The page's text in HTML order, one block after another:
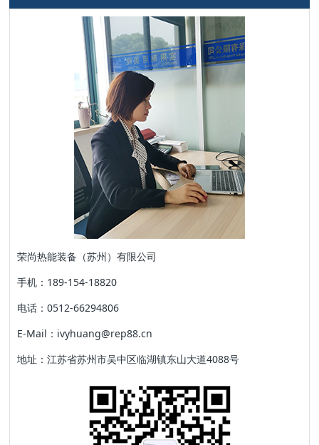
荣尚热能装备（苏州）有限公司
手机：189-154-18820
电话：0512-66294806
E-Mail：ivyhuang@rep88.cn
地址：江苏省苏州市吴中区临湖镇东山大道4088号